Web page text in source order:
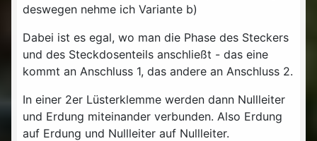
deswegen nehme ich Variante b)
Dabei ist es egal, wo man die Phase des Steckers
und des Steckdosenteils anschließt - das eine
kommt an Anschluss 1, das andere an Anschluss 2.
In einer 2er Lüsterklemme werden dann Nullleiter
und Erdung miteinander verbunden. Also Erdung
auf Erdung und Nullleiter auf Nullleiter.